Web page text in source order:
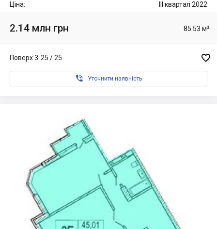
Ціна: III квартал 2022
2.14 млн грн 85.53 м²
Поверх 3-25 / 25 
 Уточнити наявність